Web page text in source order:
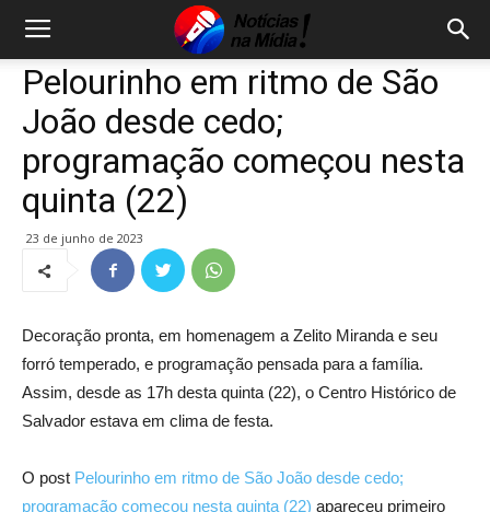
Pelourinho em ritmo de São
João desde cedo;
programação começou nesta
quinta (22)
23 de junho de 2023
Decoração pronta, em homenagem a Zelito Miranda e seu
forró temperado, e programação pensada para a família.
Assim, desde as 17h desta quinta (22), o Centro Histórico de
Salvador estava em clima de festa.
O post Pelourinho em ritmo de São João desde cedo;
programação começou nesta quinta (22) apareceu primeiro